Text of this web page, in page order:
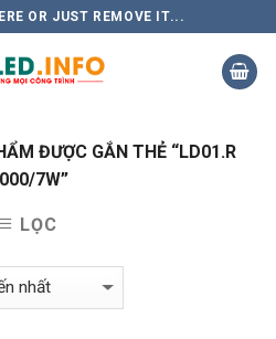
OR JUST REMOVE IT...
ĐƯỢC GẮN THẺ “LD01.R
7W”
LỌC